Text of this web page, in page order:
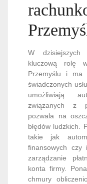
W dzisiejszych
kluczową rolę
Przemyślu i ma
świadczonych
umożliwiają
związanych z
pozwala na
błędów ludzkich.
takie jak
finansowych czy
zarządzanie
konta firmy.
chmury